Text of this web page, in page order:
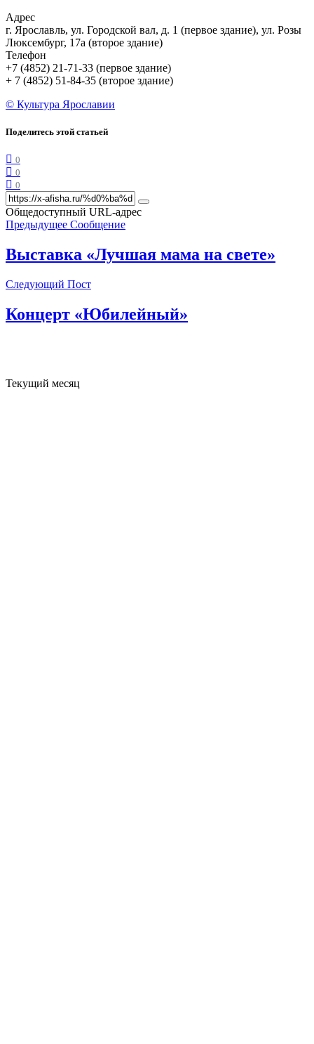
Адрес
г. Ярославль, ул. Городской вал, д. 1 (первое здание), ул. Розы
Люксембург, 17а (второе здание)
Телефон
+7 (4852) 21-71-33 (первое здание)
+ 7 (4852) 51-84-35 (второе здание)
© Культура Ярославии
Поделитесь этой статьей
0
0
0
Общедоступный URL-адрес
Предыдущее Сообщение
Выставка «Лучшая мама на свете»
Следующий Пост
Концерт «Юбилейный»
Текущий месяц